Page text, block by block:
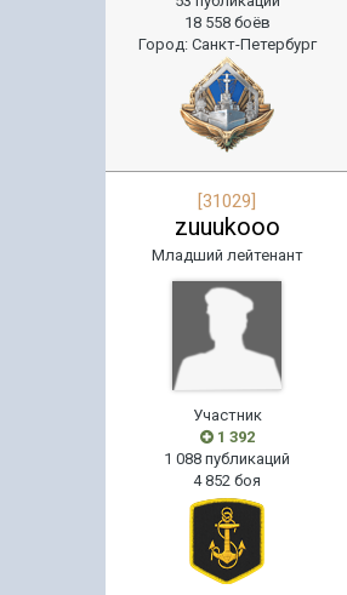
18 558 боёв
Город: Санкт-Петербург
[31029]
zuuukooo
Младший лейтенант
Участник
1 392
1 088 публикаций
4 852 боя